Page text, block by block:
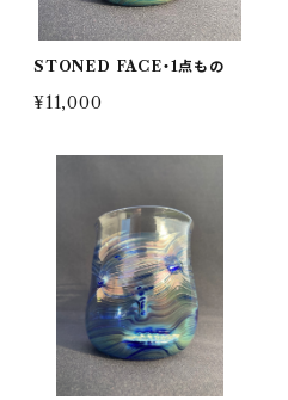
STONED FACE・1点もの
¥11,000